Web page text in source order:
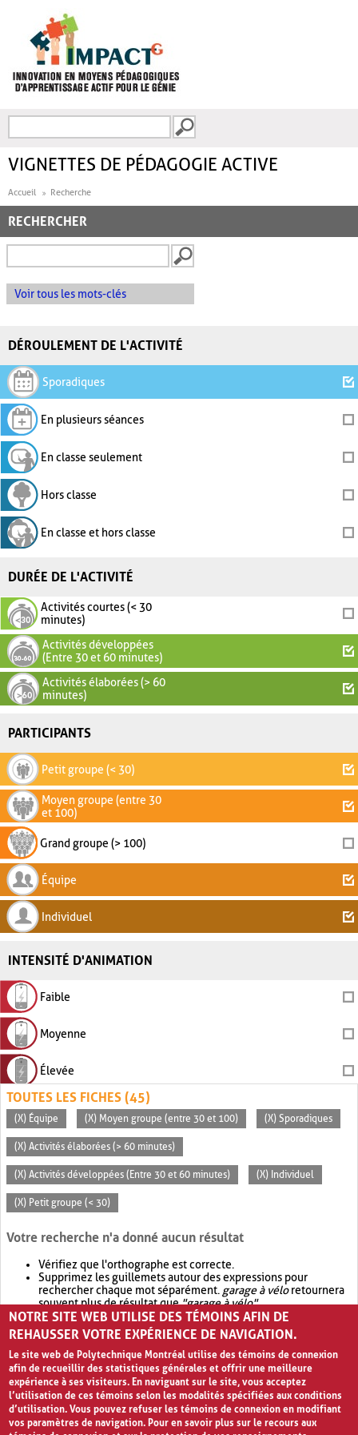
FORMULAIRE DE
VIGNETTES DE PÉDAGOGIE ACTIVE
Accueil Recherche
RECHERCHER
Voir tous les mots-clés
DÉROULEMENT DE L'ACTIVITÉ
Sporadiques
En plusieurs séances
En classe seulement
Hors classe
En classe et hors classe
DURÉE DE L'ACTIVITÉ
Activités courtes (< 30
minutes)
Activités développées
(Entre 30 et 60 minutes)
Activités élaborées (> 60
minutes)
PARTICIPANTS
Petit groupe (< 30)
Moyen groupe (entre 30
et 100)
Grand groupe (> 100)
Équipe
Individuel
INTENSITÉ D'ANIMATION
Faible
Moyenne
Élevée
TOUTES LES FICHES (45)
(X) Équipe (X) Moyen groupe (entre 30 et 100) (X) Sporadiques
(X) Activités élaborées (> 60 minutes)
(X) Activités développées (Entre 30 et 60 minutes) (X) Individuel
(X) Petit groupe (< 30)
Votre recherche n'a donné aucun résultat
Vérifiez que l'orthographe est correcte.
Supprimez les guillemets autour des expressions pour
rechercher chaque mot séparément. garage à véloretournera
souvent plus de résultat que"garage à vélo".
Envisagez d'élargir votre recherche avec OR.garage OR vélo
retournera souvent plus de résultat quegarage à vélo
NOTRE SITE WEB UTILISE DES TÉMOINS AFIN DE
REHAUSSER VOTRE EXPÉRIENCE DE NAVIGATION.
Le site web de Polytechnique Montréal utilise des témoins de connexion
afin de recueillir des statistiques générales et offrir une meilleure
expérience à ses visiteurs. En naviguant sur le site, vous acceptez
l’utilisation de ces témoins selon les modalités spécifiées aux conditions
d’utilisation. Vous pouvez refuser les témoins de connexion en modifiant
vos paramètres de navigation. Pour en savoir plus sur le recours aux